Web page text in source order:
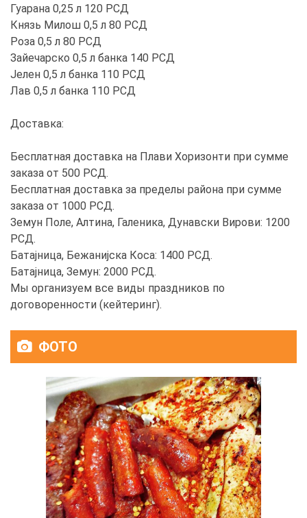
Гуарана 0,25 л 120 РСД
Князь Милош 0,5 л 80 РСД
Роза 0,5 л 80 РСД
Зайечарско 0,5 л банка 140 РСД
Јелен 0,5 л банка 110 РСД
Лав 0,5 л банка 110 РСД
Доставка:
Бесплатная доставка на Плави Хоризонти при сумме
заказа от 500 РСД.
Бесплатная доставка за пределы района при сумме
заказа от 1000 РСД.
Земун Поле, Алтина, Галеника, Дунавски Вирови: 1200
РСД.
Батајница, Бежанијска Коса: 1400 РСД.
Батајница, Земун: 2000 РСД.
Мы организуем все виды праздников по
договоренности (кейтеринг).
ФОТО